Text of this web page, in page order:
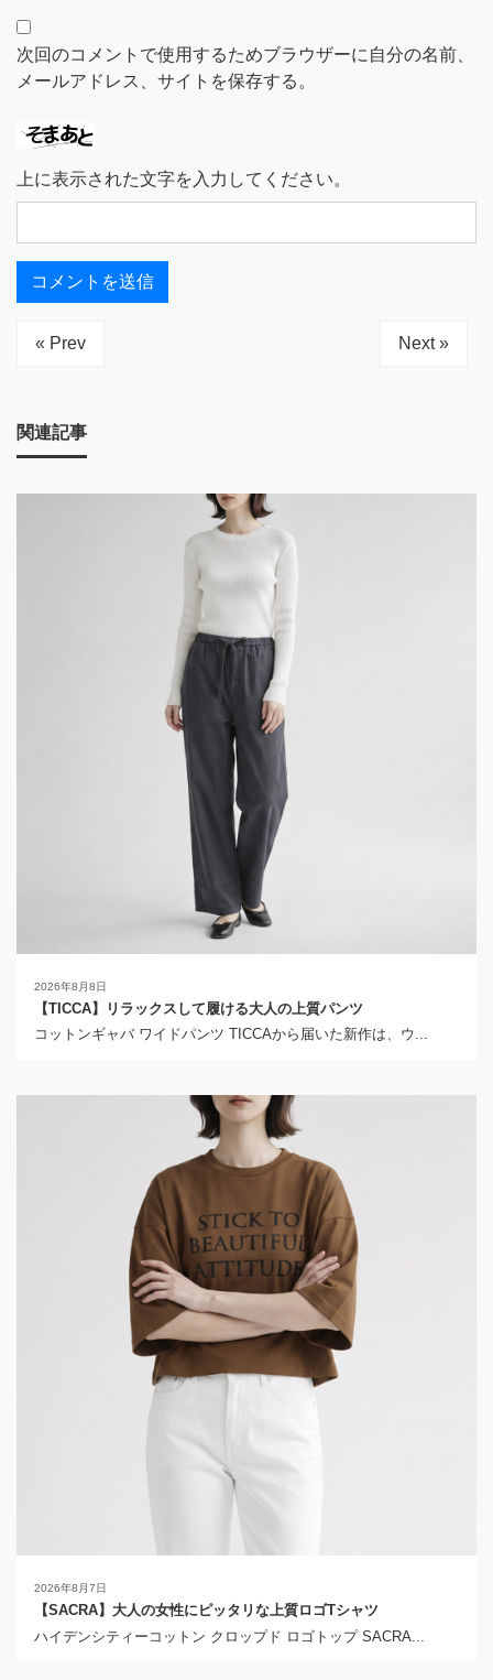
次回のコメントで使用するためブラウザーに自分の名前、
メールアドレス、サイトを保存する。
上に表示された文字を入力してください。
« Prev Next »
関連記事
2026年8月8日
【TICCA】リラックスして履ける大人の上質パンツ
コットンギャバ ワイドパンツ TICCAから届いた新作は、ウ...
2026年8月7日
【SACRA】大人の女性にピッタリな上質ロゴTシャツ
ハイデンシティーコットン クロップド ロゴトップ SACRA...